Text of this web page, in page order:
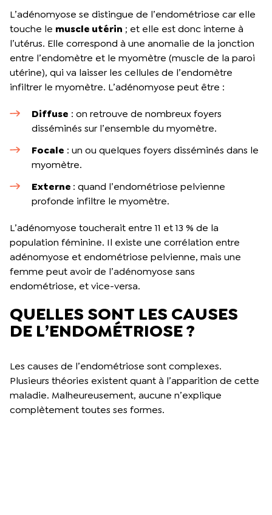
L’adénomyose se distingue de l’endométriose car elle
touche le muscle utérin ; et elle est donc interne à
l’utérus. Elle correspond à une anomalie de la jonction
entre l’endomètre et le myomètre (muscle de la paroi
utérine), qui va laisser les cellules de l’endomètre
infiltrer le myomètre. L’adénomyose peut être :
Diffuse : on retrouve de nombreux foyers
disséminés sur l’ensemble du myomètre.
Focale : un ou quelques foyers disséminés dans le
myomètre.
Externe : quand l’endométriose pelvienne
profonde infiltre le myomètre.
L’adénomyose toucherait entre 11 et 13 % de la
population féminine. Il existe une corrélation entre
adénomyose et endométriose pelvienne, mais une
femme peut avoir de l’adénomyose sans
endométriose, et vice-versa.
QUELLES SONT LES CAUSES
DE L’ENDOMÉTRIOSE ?
Les causes de l’endométriose sont complexes.
Plusieurs théories existent quant à l’apparition de cette
maladie. Malheureusement, aucune n’explique
complètement toutes ses formes.